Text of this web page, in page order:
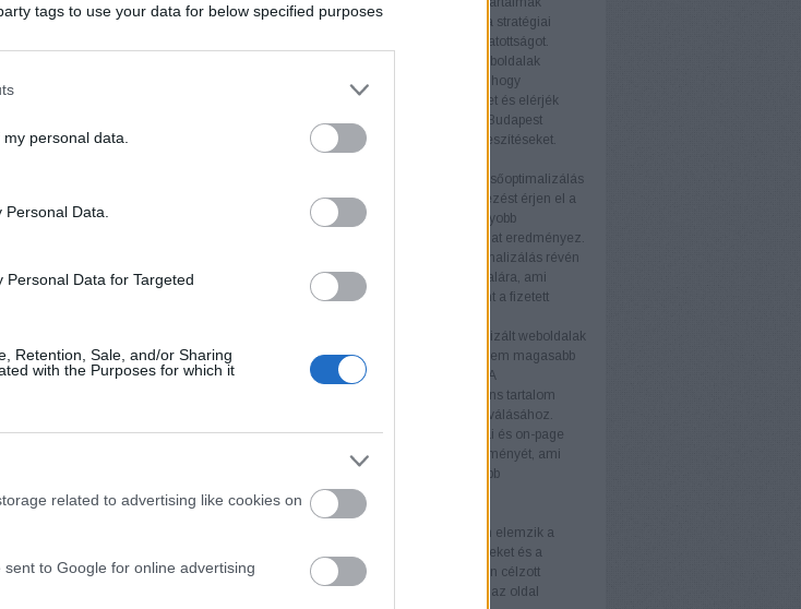
tags to use your data for below specified purposes
personal data.
Data.
Data for Targeted
Retention, Sale, and/or Sharing
with the Purposes for which it
related to advertising like cookies on
to Google for online advertising
elérhetőségét. Az értékes tartalom és a stratégiai
kulcsszavak használata növeli a látogatottságot.
A nagyvállalati weboldalak
komplex SEO stratégiákat igényelnek, hogy
hatékonyan növeljék online jelenlétüket és elérjék
üzleti céljaikat. A keresőoptimalizálás Budapest
szolgáltatás támogatja ezeket az erőfeszítéseket.
A keresőoptimalizálás
célja, hogy weboldala magasabb helyezést érjen el a
keresőmotorok találati listáján. Ez nagyobb
láthatóságot és több organikus forgalmat eredményez.
A keresőoptimalizálás révén
több organikus látogató érkezik az oldalára, ami
hosszú távon költséghatékonyabb, mint a fizetett
Az optimalizált weboldalak
nemcsak több látogatót vonzanak, hanem magasabb
konverziós arányt is eredményeznek. A
felhasználóbarát kialakítás és a releváns tartalom
hozzájárulnak a látogatók vásárlókká válásához.
Javított felhasználói élmény
A technikai és on-page
SEO javítja a weboldal felhasználói élményét, ami
hosszabb látogatási időt és alacsonyabb
visszafordulási arányt eredményez.
Módszerek
Az SEO-auditok átfogóan elemzik a
weboldal állapotát, feltárva az erősségeket és a
javítandó területeket. Az auditok alapján célzott
javításokat végezhet, amelyek növelik az oldal